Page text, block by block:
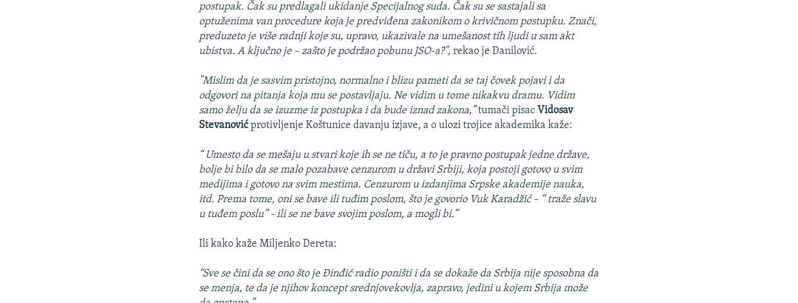
postupak. Čak su predlagali ukidanje Specijalnog suda. Čak su se sastajali sa
optuženima van procedure koja je predviđena zakonikom o krivičnom postupku. Znači,
preduzeto je više radnji koje su, upravo, ukazivale na umešanost tih ljudi u sam akt
ubistva. A ključno je – zašto je podržao pobunu JSO-a?", rekao je Danilović.
"Mislim da je sasvim pristojno, normalno i blizu pameti da se taj čovek pojavi i da
odgovori na pitanja koja mu se postavljaju. Ne vidim u tome nikakvu dramu. Vidim
samo želju da se izuzme iz postupka i da bude iznad zakona,”tumači pisac Vidosav
Stevanovićprotivljenje Koštunice davanju izjave, a o ulozi trojice akademika kaže:
“ Umesto da se mešaju u stvari koje ih se ne tiču, a to je pravno postupak jedne države,
bolje bi bilo da se malo pozabave cenzurom u državi Srbiji, koja postoji gotovo u svim
medijima i gotovo na svim mestima. Cenzurom u izdanjima Srpske akademije nauka,
itd. Prema tome, oni se bave ili tuđim poslom, što je govorio Vuk Karadžić – “ traže slavu
u tuđem poslu” - ili se ne bave svojim poslom, a mogli bi.”
Ili kako kaže Miljenko Dereta:
“Sve se čini da se ono što je Đinđić radio poništi i da se dokaže da Srbija nije sposobna da
se menja, te da je njihov koncept srednjovekovlja, zapravo, jedini u kojem Srbija može